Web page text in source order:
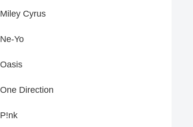
Miley Cyrus
Ne-Yo
Oasis
One Direction
P!nk